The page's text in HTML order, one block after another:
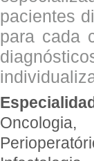
pacientes
para cada